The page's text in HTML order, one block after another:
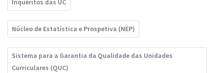
Inquéritos das UC
Núcleo de Estatística e Prospetiva (NEP)
Sistema para a Garantia da Qualidade das Unidades
Curriculares (QUC)